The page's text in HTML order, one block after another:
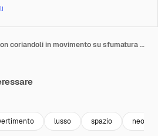
Buon Compleanno con coriandoli in movimento su sfumatura viola
lusso spazio neon